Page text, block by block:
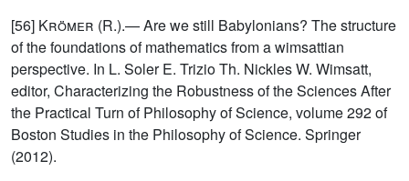
[56] Krömer (R.).— Are we still Babylonians? The structure
of the foundations of mathematics from a wimsattian
perspective. In L. Soler E. Trizio Th. Nickles W. Wimsatt,
editor, Characterizing the Robustness of the Sciences After
the Practical Turn of Philosophy of Science, volume 292 of
Boston Studies in the Philosophy of Science. Springer
(2012).